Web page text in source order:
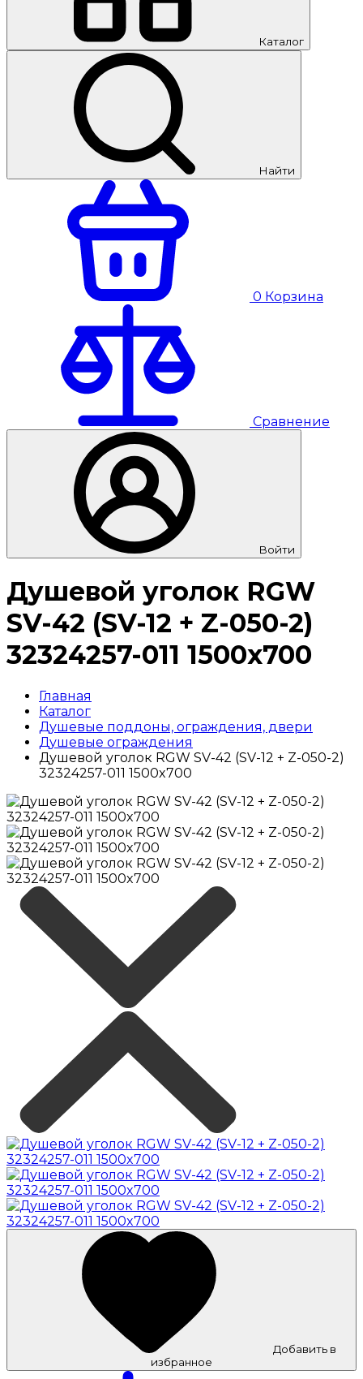
Каталог
Найти
0 Корзина
Сравнение
Войти
Душевой уголок RGW
SV-42 (SV-12 + Z-050-2)
32324257-011 1500x700
Главная
Каталог
Душевые поддоны, ограждения, двери
Душевые ограждения
Душевой уголок RGW SV-42 (SV-12 + Z-050-2)
32324257-011 1500x700
Добавить в
избранное